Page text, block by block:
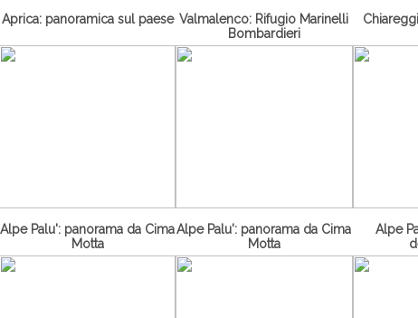
Aprica: panoramica sul paese Valmalenco: Rifugio Marinelli
Bombardieri
Alpe Palu': panorama da Cima
Motta
Alpe Palu': panorama da Cima
Motta
Alpe